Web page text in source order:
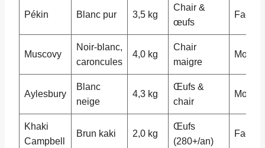
Pékin Blanc pur 3,5 kg
Chair &
œufs
Facile
Muscovy
Noir-blanc,
caroncules
4,0 kg
Chair
maigre
Moyen
Aylesbury
Blanc
neige
4,3 kg
Œufs &
chair
Moyen
Khaki
Campbell
Brun kaki 2,0 kg
Œufs
(280+/an)
Facile